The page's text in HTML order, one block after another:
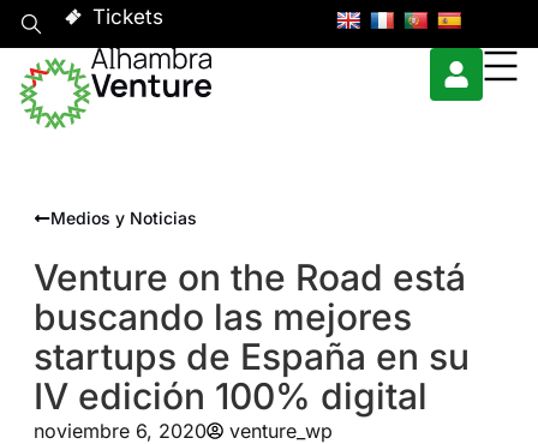
Tickets
Medios y Noticias
Venture on the Road está
buscando las mejores
startups de España en su
IV edición 100% digital
noviembre 6, 2020 venture_wp